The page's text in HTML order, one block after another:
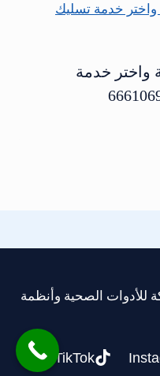
واختر خدمة
للأدوات الصحية وأنظمة
TikTok